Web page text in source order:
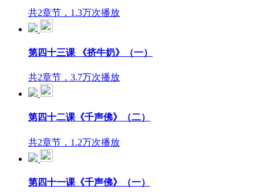
共2章节，1.3万次播放
第四十三课 《挤牛奶》（一）
共2章节，3.7万次播放
第四十二课《千声佛》（二）
共2章节，1.2万次播放
第四十一课《千声佛》（一）